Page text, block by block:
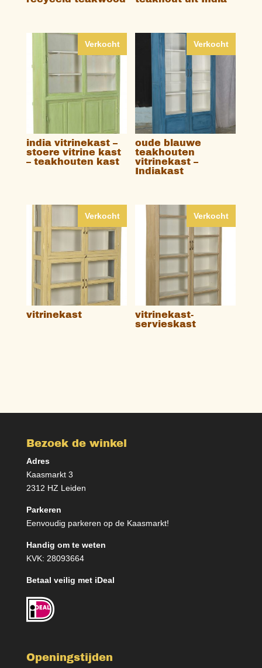
Verkocht
india vitrinekast –
stoere vitrine kast
– teakhouten kast
Verkocht
oude blauwe
teakhouten
vitrinekast –
Indiakast
Verkocht
vitrinekast
Verkocht
vitrinekast-
servieskast
Bezoek de winkel
Adres
Kaasmarkt 3
2312 HZ Leiden
Parkeren
Eenvoudig parkeren op de Kaasmarkt!
Handig om te weten
KVK: 28093664
Betaal veilig met iDeal
Openingstijden